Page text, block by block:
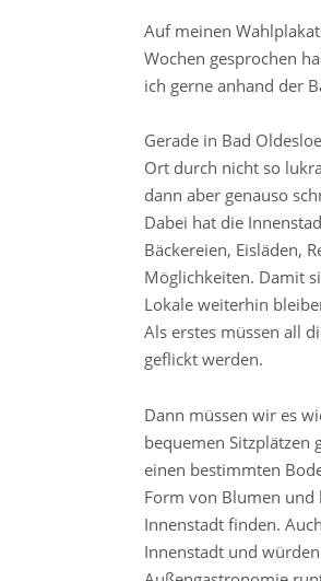
Auf meinen
Wochen gesprochen
ich gerne anhand der
Gerade in Bad
Ort durch nicht so
dann aber genauso
Dabei hat die
Bäckereien, Eisläden,
Möglichkeiten. Damit
Lokale weiterhin
Als erstes müssen all
geflickt werden.
Dann müssen wir es
bequemen Sitzplätzen
einen bestimmten
Form von Blumen und
Innenstadt finden.
Innenstadt und